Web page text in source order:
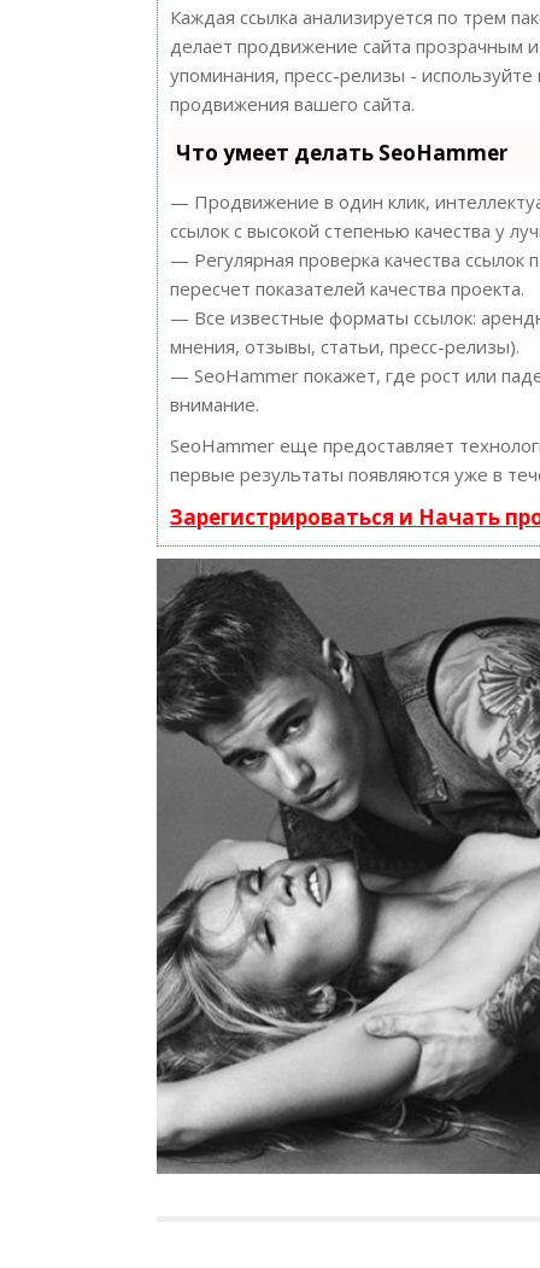
Каждая ссылка анализируется по трем
делает продвижение сайта прозрачным
упоминания, пресс-релизы -
продвижения вашего сайта.
Что умеет делать SeoHammer
— Продвижение в один клик,
ссылок с высокой степенью качества у
— Регулярная проверка качества
пересчет показателей качества проекта.
— Все известные форматы ссылок:
мнения, отзывы, статьи, пресс-релизы).
— SeoHammer покажет, где рост или
внимание.
SeoHammer еще предоставляет
первые результаты появляются уже в
Зарегистрироваться и Начать